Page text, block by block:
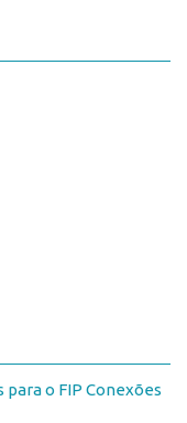
o FIP Conexões